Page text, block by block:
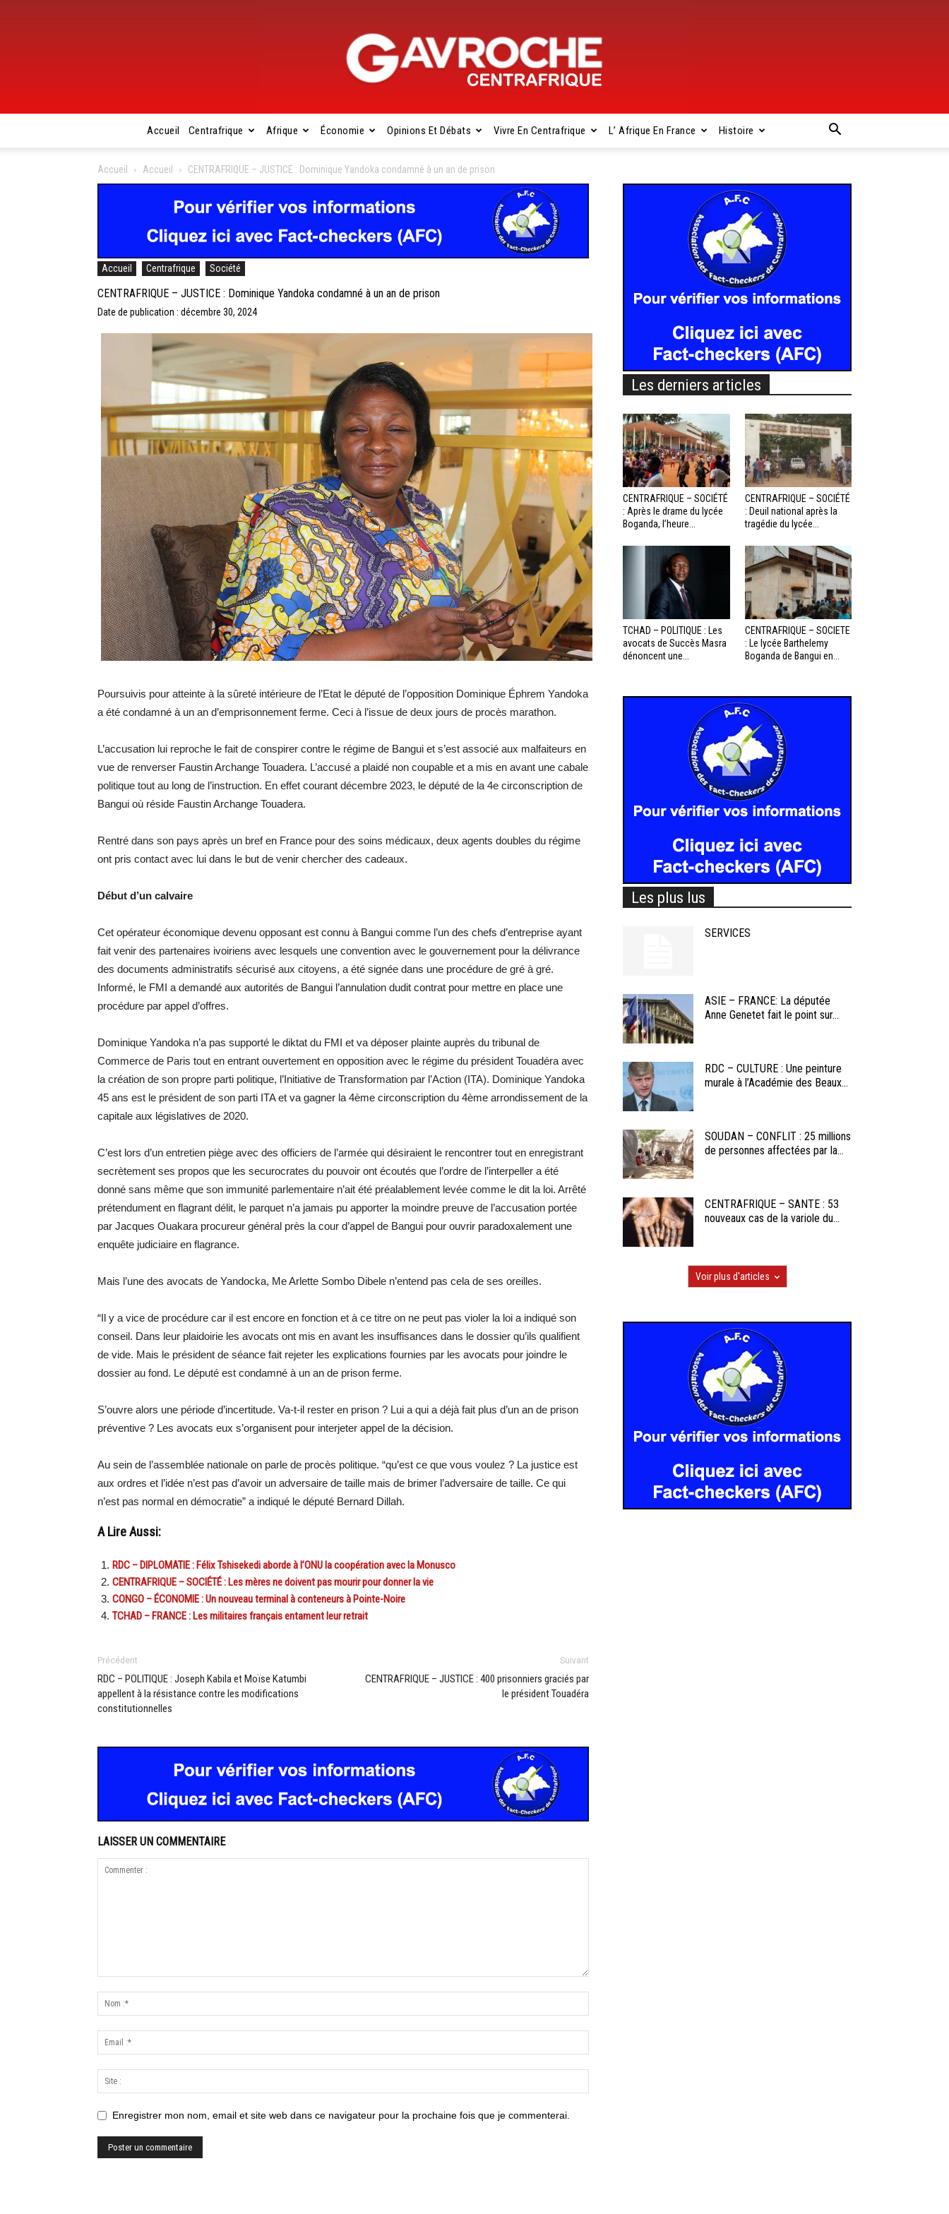
Centrafrique
Accueil Centrafrique Afrique Économie Opinions Et Débats Vivre En Centrafrique L’ Afrique En France Histoire
Accueil Accueil CENTRAFRIQUE – JUSTICE : Dominique Yandoka condamné à un an de prison
Accueil Centrafrique Société
CENTRAFRIQUE – JUSTICE : Dominique Yandoka condamné à un an de prison
Date de publication : décembre 30, 2024
Poursuivis pour atteinte à la sûreté intérieure de l’Etat le député de l’opposition Dominique Éphrem Yandoka
a été condamné à un an d’emprisonnement ferme. Ceci à l’issue de deux jours de procès marathon.
L’accusation lui reproche le fait de conspirer contre le régime de Bangui et s’est associé aux malfaiteurs en
vue de renverser Faustin Archange Touadera. L’accusé a plaidé non coupable et a mis en avant une cabale
politique tout au long de l’instruction. En effet courant décembre 2023, le député de la 4e circonscription de
Bangui où réside Faustin Archange Touadera.
Rentré dans son pays après un bref en France pour des soins médicaux, deux agents doubles du régime
ont pris contact avec lui dans le but de venir chercher des cadeaux.
Début d’un calvaire
Cet opérateur économique devenu opposant est connu à Bangui comme l’un des chefs d’entreprise ayant
fait venir des partenaires ivoiriens avec lesquels une convention avec le gouvernement pour la délivrance
des documents administratifs sécurisé aux citoyens, a été signée dans une procédure de gré à gré.
Informé, le FMI a demandé aux autorités de Bangui l’annulation dudit contrat pour mettre en place une
procédure par appel d’offres.
Dominique Yandoka n’a pas supporté le diktat du FMI et va déposer plainte auprès du tribunal de
Commerce de Paris tout en entrant ouvertement en opposition avec le régime du président Touadéra avec
la création de son propre parti politique, l’Initiative de Transformation par l’Action (ITA). Dominique Yandoka
45 ans est le président de son parti ITA et va gagner la 4ème circonscription du 4ème arrondissement de la
capitale aux législatives de 2020.
C’est lors d’un entretien piège avec des officiers de l’armée qui désiraient le rencontrer tout en enregistrant
secrètement ses propos que les securocrates du pouvoir ont écoutés que l’ordre de l’interpeller a été
donné sans même que son immunité parlementaire n’ait été préalablement levée comme le dit la loi. Arrêté
prétendument en flagrant délit, le parquet n’a jamais pu apporter la moindre preuve de l’accusation portée
par Jacques Ouakara procureur général près la cour d’appel de Bangui pour ouvrir paradoxalement une
enquête judiciaire en flagrance.
Mais l’une des avocats de Yandocka, Me Arlette Sombo Dibele n’entend pas cela de ses oreilles.
“Il y a vice de procédure car il est encore en fonction et à ce titre on ne peut pas violer la loi a indiqué son
conseil. Dans leur plaidoirie les avocats ont mis en avant les insuffisances dans le dossier qu’ils qualifient
de vide. Mais le président de séance fait rejeter les explications fournies par les avocats pour joindre le
dossier au fond. Le député est condamné à un an de prison ferme.
S’ouvre alors une période d’incertitude. Va-t-il rester en prison ? Lui a qui a déjà fait plus d’un an de prison
préventive ? Les avocats eux s’organisent pour interjeter appel de la décision.
Au sein de l’assemblée nationale on parle de procès politique. “qu’est ce que vous voulez ? La justice est
aux ordres et l’idée n’est pas d’avoir un adversaire de taille mais de brimer l’adversaire de taille. Ce qui
n’est pas normal en démocratie” a indiqué le député Bernard Dillah.
A Lire Aussi:
RDC – DIPLOMATIE : Félix Tshisekedi aborde à l’ONU la coopération avec la Monusco
CENTRAFRIQUE – SOCIÉTÉ : Les mères ne doivent pas mourir pour donner la vie
CONGO – ÉCONOMIE : Un nouveau terminal à conteneurs à Pointe-Noire
TCHAD – FRANCE : Les militaires français entament leur retrait
Précédent
RDC – POLITIQUE : Joseph Kabila et Moïse Katumbi
appellent à la résistance contre les modifications
constitutionnelles
Suivant
CENTRAFRIQUE – JUSTICE : 400 prisonniers graciés par
le président Touadéra
LAISSER UN COMMENTAIRE
Enregistrer mon nom, email et site web dans ce navigateur pour la prochaine fois que je commenterai.
Les derniers articles
CENTRAFRIQUE – SOCIÉTÉ
: Après le drame du lycée
Boganda, l’heure...
CENTRAFRIQUE – SOCIÉTÉ
: Deuil national après la
tragédie du lycée...
TCHAD – POLITIQUE : Les
avocats de Succès Masra
dénoncent une...
CENTRAFRIQUE – SOCIETE
: Le lycée Barthelemy
Boganda de Bangui en...
Les plus lus
SERVICES
ASIE – FRANCE: La députée
Anne Genetet fait le point sur...
RDC – CULTURE : Une peinture
murale à l’Académie des Beaux...
SOUDAN – CONFLIT : 25 millions
de personnes affectées par la...
CENTRAFRIQUE – SANTE : 53
nouveaux cas de la variole du...
Voir plus d'articles